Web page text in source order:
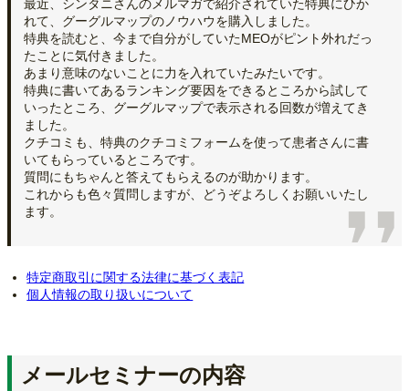
最近、シンタニさんのメルマガで紹介されていた特典にひか
れて、グーグルマップのノウハウを購入しました。
特典を読むと、今まで自分がしていたMEOがピント外れだっ
たことに気付きました。
あまり意味のないことに力を入れていたみたいです。
特典に書いてあるランキング要因をできるところから試して
いったところ、グーグルマップで表示される回数が増えてき
ました。
クチコミも、特典のクチコミフォームを使って患者さんに書
いてもらっているところです。
質問にもちゃんと答えてもらえるのが助かります。
これからも色々質問しますが、どうぞよろしくお願いいたし
ます。
特定商取引に関する法律に基づく表記
個人情報の取り扱いについて
メールセミナーの内容